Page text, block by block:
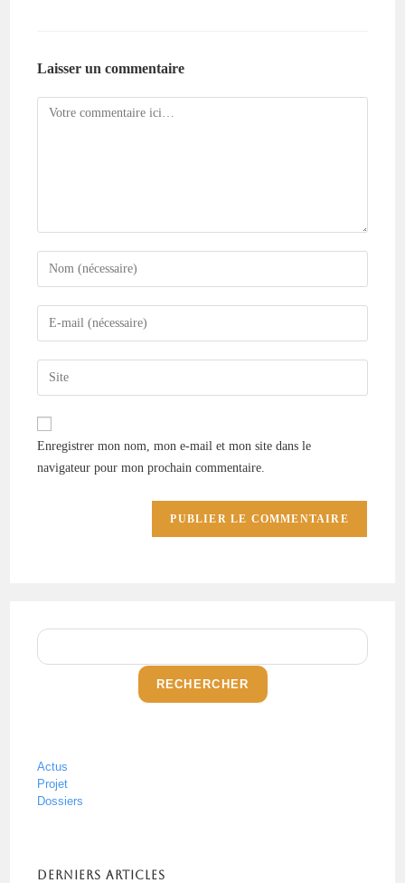
Laisser un commentaire
Enregistrer mon nom, mon e-mail et mon site dans le
navigateur pour mon prochain commentaire.
RECHERCHER
Actus
Projet
Dossiers
Derniers articles